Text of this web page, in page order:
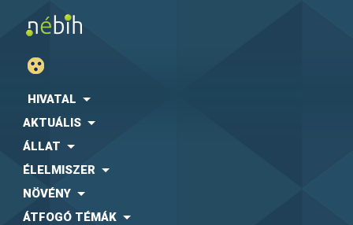
HIVATAL
AKTUÁLIS
ÁLLAT
ÉLELMISZER
NÖVÉNY
ÁTFOGÓ TÉMÁK